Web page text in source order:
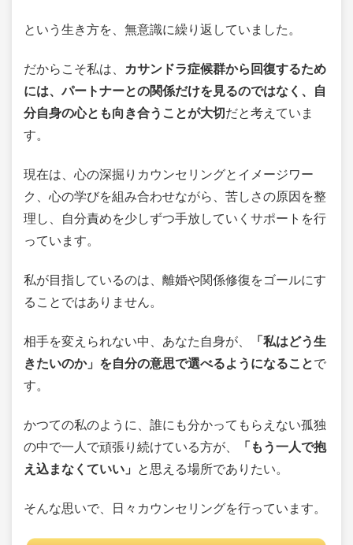
という生き方を、無意識に繰り返していました。
だからこそ私は、
カサンドラ症候群から回復するため
には、パートナーとの関係だけを見るのではなく、自
分自身の心とも向き合うことが大切 だと考えていま
す。
現在は、心の深掘りカウンセリングとイメージワー
ク、心の学びを組み合わせながら、苦しさの原因を整
理し、自分責めを少しずつ手放していくサポートを行
っています。
私が目指しているのは、離婚や関係修復をゴールにす
ることではありません。
相手を変えられない中、あなた自身が、
「私はどう生
きたいのか」を自分の意思で選べるようになることで
す。
かつての私のように、誰にも分かってもらえない孤独
の中で一人で頑張り続けている方が、
「もう一人で抱
え込まなくていい」
と思える場所でありたい。
そんな思いで、日々カウンセリングを行っています。